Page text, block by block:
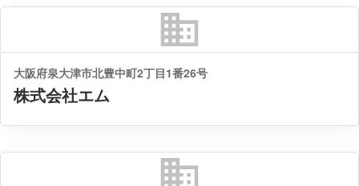
business
大阪府泉大津市北豊中町2丁目1番26号
株式会社エム
business